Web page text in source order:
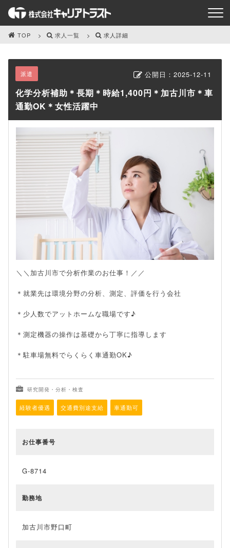
TOP 求人一覧 求人詳細
公開日：2025-12-11
派遣
化学分析補助＊長期＊時給1,400円＊加古川市＊車
通勤OK＊女性活躍中
＼＼加古川市で分析作業のお仕事！／／
＊就業先は環境分野の分析、測定、評価を行う会社
＊少人数でアットホームな職場です♪
＊測定機器の操作は基礎から丁寧に指導します
＊駐車場無料でらくらく車通勤OK♪
研究開発・分析・検査
経験者優遇 交通費別途支給 車通勤可
お仕事番号
G-8714
勤務地
加古川市野口町